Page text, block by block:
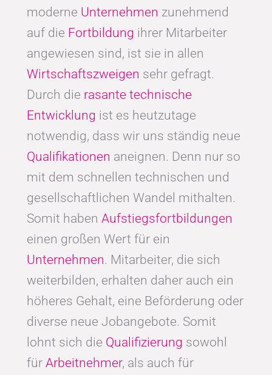
moderne Unternehmen zunehmend
auf die Fortbildung ihrer Mitarbeiter
angewiesen sind, ist sie in allen
Wirtschaftszweigen sehr gefragt.
Durch die rasante technische
Entwicklung ist es heutzutage
notwendig, dass wir uns ständig neue
Qualifikationen aneignen. Denn nur so
mit dem schnellen technischen und
gesellschaftlichen Wandel mithalten.
Somit haben Aufstiegsfortbildungen
einen großen Wert für ein
Unternehmen. Mitarbeiter, die sich
weiterbilden, erhalten daher auch ein
höheres Gehalt, eine Beförderung oder
diverse neue Jobangebote. Somit
lohnt sich die Qualifizierung sowohl
für Arbeitnehmer, als auch für